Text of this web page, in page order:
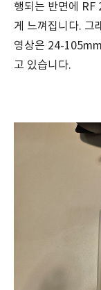
행되는 반면에 RF
게 느껴집니다. 그
영상은 24-
고 있습니다.